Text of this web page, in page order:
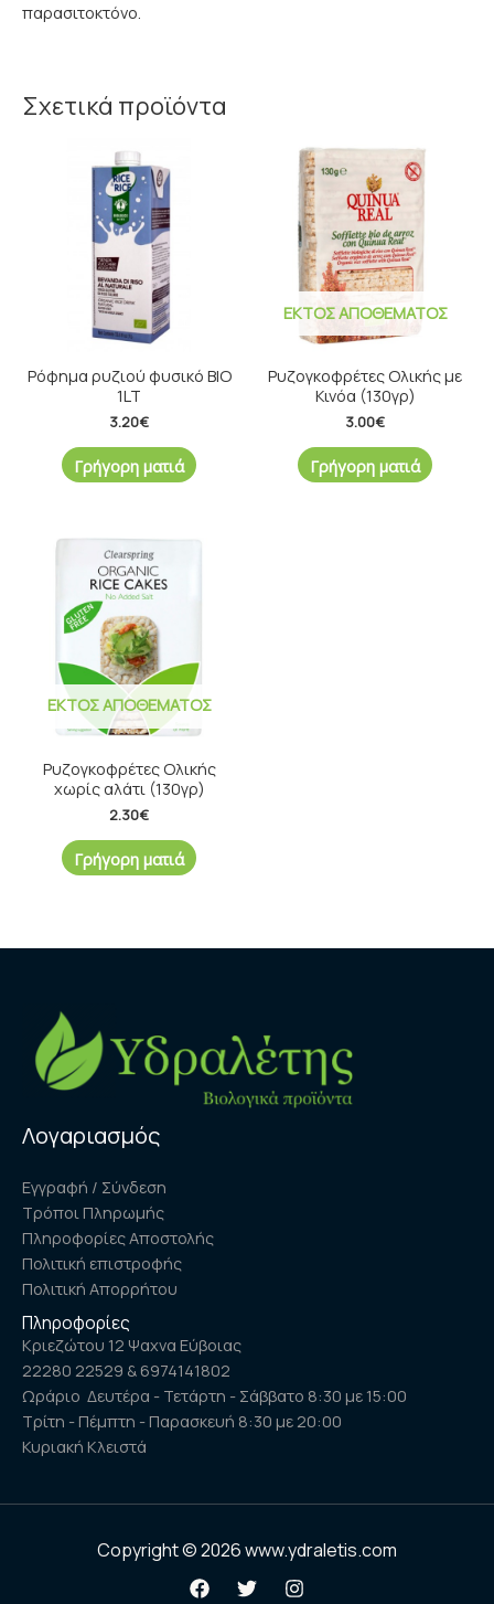
παρασιτοκτόνο.
Σχετικά προϊόντα
Ρόφημα ρυζιού φυσικό ΒΙΟ
1LT
3.20€
Γρήγορη ματιά
ΕΚΤΌΣ ΑΠΟΘΈΜΑΤΟΣ
Ρυζογκοφρέτες Ολικής με
Κινόα (130γρ)
3.00€
Γρήγορη ματιά
ΕΚΤΌΣ ΑΠΟΘΈΜΑΤΟΣ
Ρυζογκοφρέτες Oλικής
χωρίς αλάτι (130γρ)
2.30€
Γρήγορη ματιά
Λογαριασμός
Εγγραφή / Σύνδεση
Τρόποι Πληρωμής
Πληροφορίες Αποστολής
Πολιτική επιστροφής
Πολιτική Απορρήτου
Πληροφορίες
Κριεζώτου 12 Ψαχνα Εύβοιας
22280 22529 & 6974141802
Ωράριο Δευτέρα - Τετάρτη - Σάββατο 8:30 με 15:00
Τρίτη - Πέμπτη - Παρασκευή 8:30 με 20:00
Κυριακή Κλειστά
Copyright © 2026 www.ydraletis.com